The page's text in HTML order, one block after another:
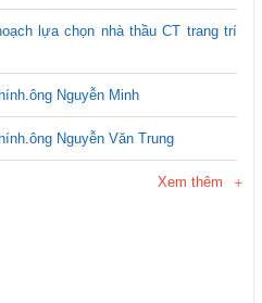
lựa chọn nhà thầu CT trang trí
Nguyễn Minh
Nguyễn Văn Trung
Xem thêm